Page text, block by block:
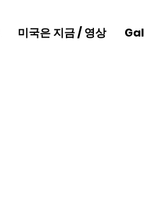
미국은 지금 / 영상